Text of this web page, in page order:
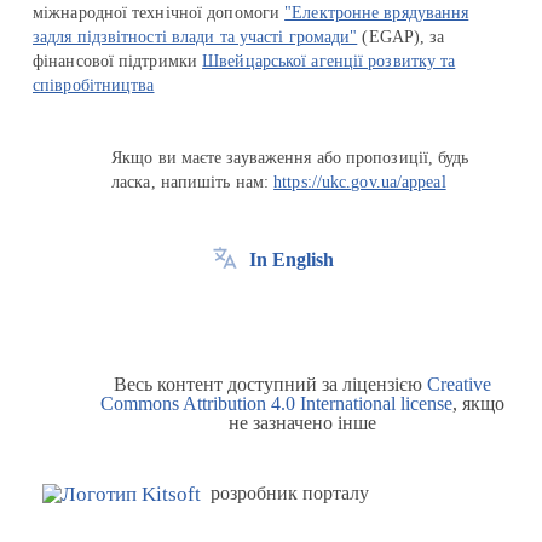
міжнародної технічної допомоги "Електронне врядування
задля підзвітності влади та участі громади" (EGAP), за
фінансової підтримкиШвейцарської агенції розвитку та
співробітництва
Якщо ви маєте зауваження або пропозиції, будь
ласка, напишіть нам:https://ukc.gov.ua/appeal
In English
Весь контент доступний за ліцензією Creative
Commons Attribution 4.0 International license, якщо
не зазначено інше
розробник порталу